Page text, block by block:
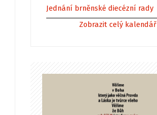
Jednání brněnské diecézní rady
Zobrazit celý kalendář